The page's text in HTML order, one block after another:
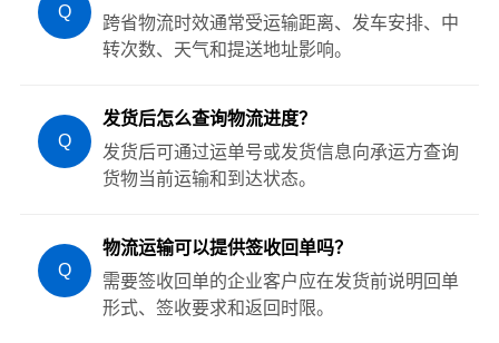
Q
跨省物流时效通常受运输距离、发车安排、中
转次数、天气和提送地址影响。
Q
发货后怎么查询物流进度？
发货后可通过运单号或发货信息向承运方查询
货物当前运输和到达状态。
Q
物流运输可以提供签收回单吗？
需要签收回单的企业客户应在发货前说明回单
形式、签收要求和返回时限。